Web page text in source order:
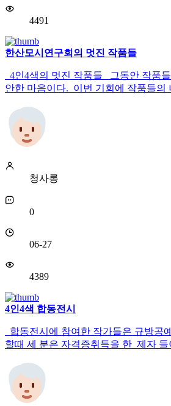
4491
한산모시연구회의 멋진 작품들
4인4색의 멋진 작품들 그동안 작품들
안한 마음이다. 이번 기회에 작품들의
청사롱
0
06-27
4389
4인4색 합동전시
합동전시에 참여한 작가들은 규방공
할때 세 분은 자격증취득을 한 제자